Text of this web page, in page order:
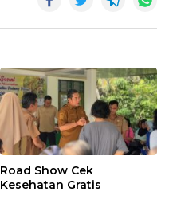
Road Show Cek
Kesehatan Gratis